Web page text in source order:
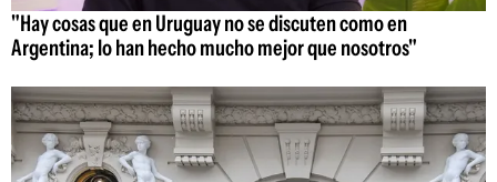
"Hay cosas que en Uruguay no se discuten como en
Argentina; lo han hecho mucho mejor que nosotros"